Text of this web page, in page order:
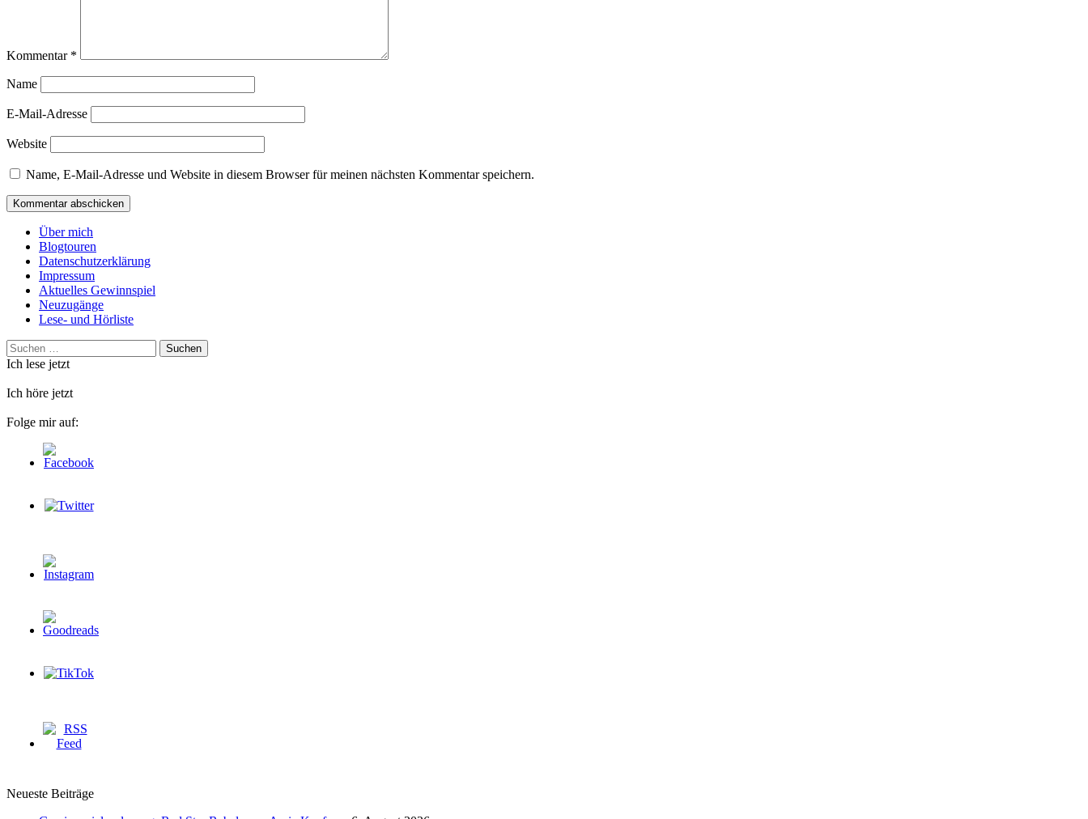
Kommentar *
Name
E-Mail-Adresse
Website
Name, E-Mail-Adresse und Website in diesem Browser für meinen nächsten Kommentar speichern.
Über mich
Blogtouren
Datenschutzerklärung
Impressum
Aktuelles Gewinnspiel
Neuzugänge
Lese- und Hörliste
Suchen
nach:
Ich lese jetzt
Ich höre jetzt
Folge mir auf:
Neueste Beiträge